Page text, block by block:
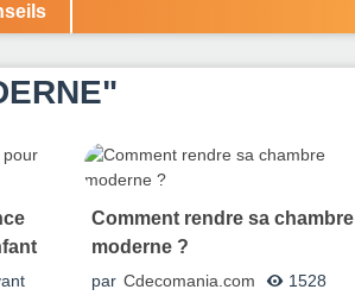
Comment rendre sa chambre
moderne ?
par Cdecomania.com
1528